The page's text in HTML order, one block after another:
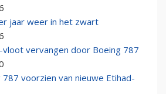
jaar weer in het zwart
vloot vervangen door Boeing 787
voorzien van nieuwe Etihad-